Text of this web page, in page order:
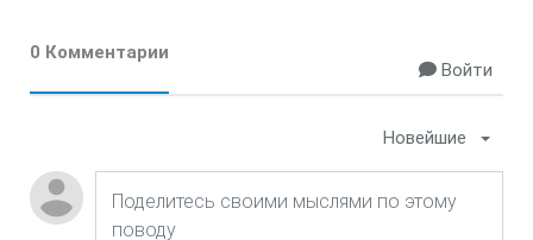
0 Комментарии
Войти
Новейшие